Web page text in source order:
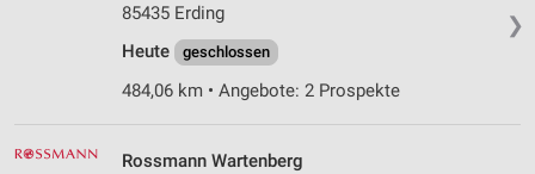
❯
85435 Erding
Heute
geschlossen
484,06 km • Angebote: 2 Prospekte
Rossmann Wartenberg